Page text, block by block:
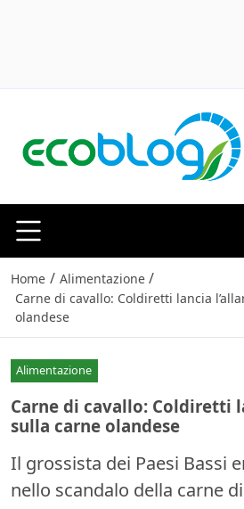
Home / Alimentazione /
Carne di cavallo: Coldiretti lancia
olandese
Alimentazione
Carne di cavallo: Coldiretti
sulla carne olandese
Il grossista dei Paesi Bassi
nello scandalo della carne